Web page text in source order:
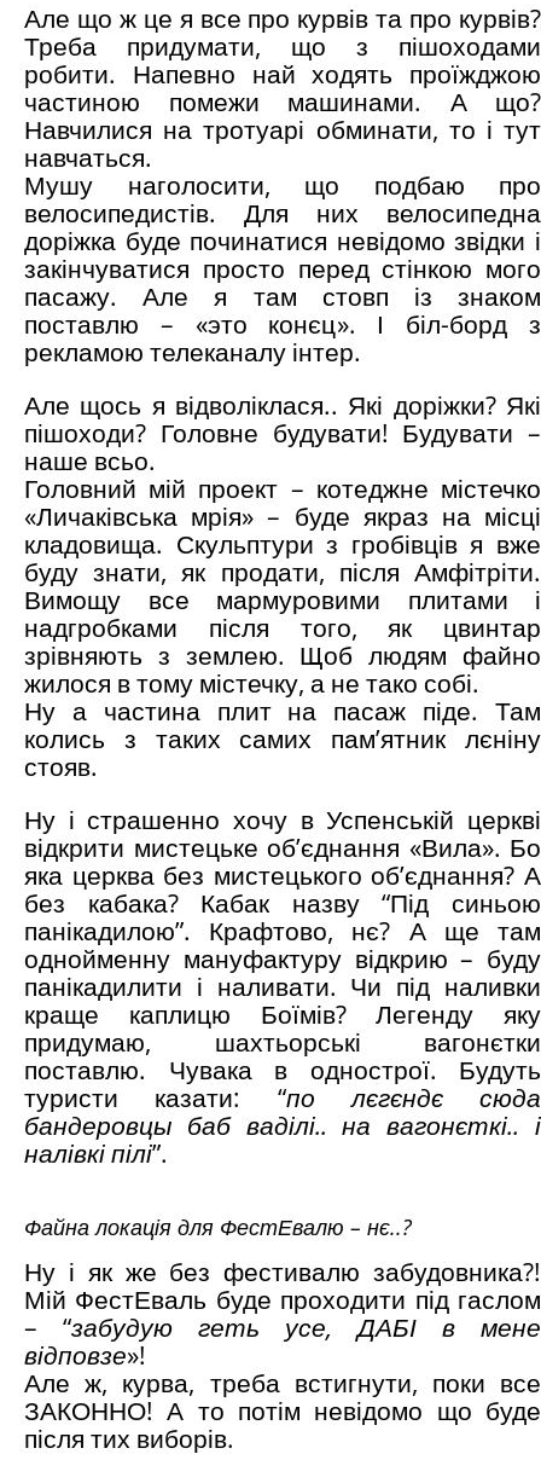
Але що ж це я все про курвів та про курвів?
Треба придумати, що з пішоходами
робити. Напевно най ходять проїжджою
частиною помежи машинами. А що?
Навчилися на тротуарі обминати, то і тут
навчаться.
Мушу наголосити, що подбаю про
велосипедистів. Для них велосипедна
доріжка буде починатися невідомо звідки і
закінчуватися просто перед стінкою мого
пасажу. Але я там стовп із знаком
поставлю – «это конєц». І біл-борд з
рекламою телеканалу інтер.
Але щось я відволіклася.. Які доріжки? Які
пішоходи? Головне будувати! Будувати –
наше всьо.
Головний мій проект – котеджне містечко
«Личаківська мрія» – буде якраз на місці
кладовища. Скульптури з гробівців я вже
буду знати, як продати, після Амфітріти.
Вимощу все мармуровими плитами і
надгробками після того, як цвинтар
зрівняють з землею. Щоб людям файно
жилося в тому містечку, а не тако собі.
Ну а частина плит на пасаж піде. Там
колись з таких самих пам’ятник лєніну
стояв.
Ну і страшенно хочу в Успенській церкві
відкрити мистецьке об’єднання «Вила». Бо
яка церква без мистецького об’єднання? А
без кабака? Кабак назву “Під синьою
панікадилою”. Крафтово, нє? А ще там
однойменну мануфактуру відкрию – буду
панікадилити і наливати. Чи під наливки
краще каплицю Боїмів? Легенду яку
придумаю, шахтьорські вагонєтки
поставлю. Чувака в однострої. Будуть
туристи казати: “по лєгєндє сюда
бандеровцы баб ваділі.. на вагонєткі.. і
налівкі пілі”.
Файна локація для ФестЕвалю – нє..?
Ну і як же без фестивалю забудовника?!
Мій ФестЕваль буде проходити під гаслом
– “забудую геть усе, ДАБІ в мене
відповзе»!
Але ж, курва, треба встигнути, поки все
ЗАКОННО! А то потім невідомо що буде
після тих виборів.